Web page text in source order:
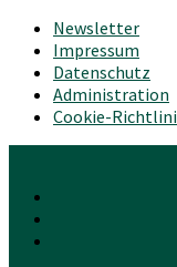
Newsletter
Impressum
Datenschutz
Administration
Cookie-